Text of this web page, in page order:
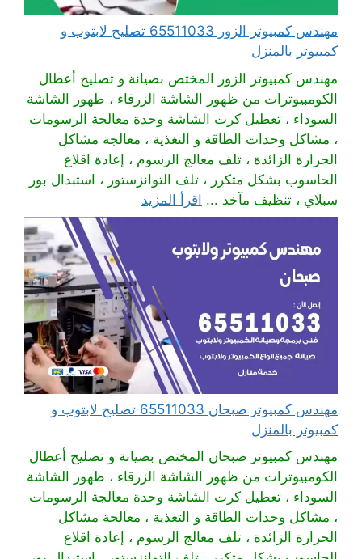
مهندس كمبيوتر الزور 65511033 تصليح لابتوب و
كمبيوتر بالمنزل
مهندس كمبيوتر الزور المختص بصيانة و تصليح أعطال
الكومبيوترات من ظهور الشاشة الزرقاء ، ظهور الشاشة
السوداء ، تعطيل كرت الشاشة وحدة معالجة الرسومات
، مشاكل وحدات الطاقة و التغذية ، معالجة مشاكل
الحرارة الزائدة ، تلف معالج الرسوم ، إعادة اقلاع
الحاسوب بشكل متكرر ، تلف التوانزستور ، استبدال بور
سبلاي ، تنظيف مآخذ ... اقرأ المزيد
مهندس كمبيوتر صبحان 65511033 تصليح لابتوب و
كمبيوتر بالمنزل
مهندس كمبيوتر صبحان المختص بصيانة و تصليح أعطال
الكومبيوترات من ظهور الشاشة الزرقاء ، ظهور الشاشة
السوداء ، تعطيل كرت الشاشة وحدة معالجة الرسومات
، مشاكل وحدات الطاقة و التغذية ، معالجة مشاكل
الحرارة الزائدة ، تلف معالج الرسوم ، إعادة اقلاع